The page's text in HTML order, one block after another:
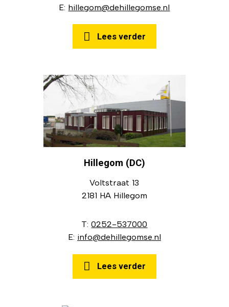
E: hillegom@dehillegomse.nl
Lees verder
Hillegom (DC)
Voltstraat 13
2181 HA Hillegom
T:0252-537000
E: info@dehillegomse.nl
Lees verder